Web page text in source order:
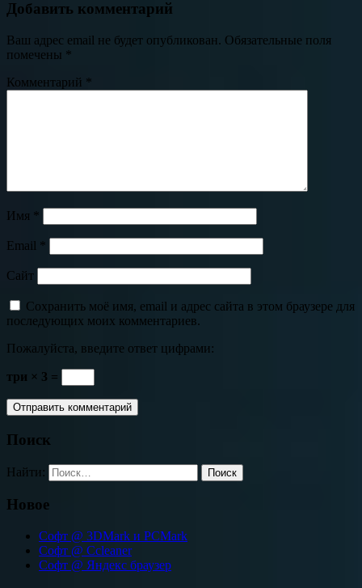
Добавить комментарий
Ваш адрес email не будет опубликован. Обязательные поля
помечены *
Комментарий *
Имя *
Email *
Сайт
Сохранить моё имя, email и адрес сайта в этом браузере для
последующих моих комментариев.
Пожалуйста, введите ответ цифрами:
три × 3 =
Поиск
Найти:
Новое
Софт @ 3DMark и PCMark
Софт @ Ccleaner
Софт @ Яндекс браузер